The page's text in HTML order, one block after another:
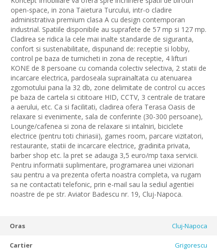
open-space, in zona Taietura Turcului, intr-o cladire
administrativa premium clasa A cu design contemporan
industrial. Spatiile disponibile au suprafete de 57 mp si 127 mp.
Cladirea se ridica la cele mai inalte standarde de siguranta,
confort si sustenabilitate, dispunand de: receptie si lobby,
control pe baza de turnicheti in zona de receptie, 4 lifturi
KONE de 8 persoane cu comanda colectiv selectiva, 2 statii de
incarcare electrica, pardoseala suprainaltata cu atenuarea
zgomotului pana la 32 db, zone delimitate de control cu acces
pe baza de cartela si cititoare HID, CCTV, 3 centrale de tratare
a aerului, etc. Ca si facilitati, cladirea ofera Terasa Oasis de
relaxare si evenimente, sala de conferinte (30-300 persoane),
Lounge/cafenea si zona de relaxare si intalniri, biciclete
electrice (pentru toti chiriasii), games room, parcare vizitatori,
restaurante, statii de incarcare electrice, gradinita privata,
barber shop etc. la pret se adauga 3,5 euro/mp taxa servicii.
Pentru informatii suplimentare, programarea unei vizionari
sau pentru a va prezenta oferta noastra completa, va rugam
sa ne contactati telefonic, prin e-mail sau la sediul agentiei
noastre de pe str. Aviator Badescu nr. 19, Cluj-Napoca.
Oras Cluj-Napoca
Cartier Grigorescu